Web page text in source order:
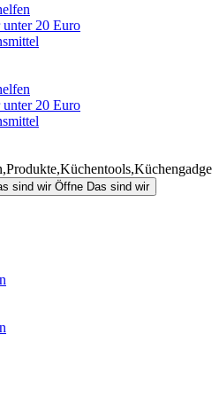
20 Euro
20 Euro
sind wir Öffne Das sind wir